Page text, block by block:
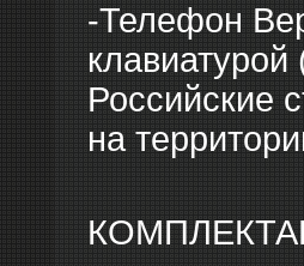
-Телефон
Российские
на